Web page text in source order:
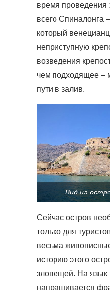
время проведения
всего Спиналонга
который
неприступную
возведения
чем подходящее –
пути в залив.
Вид на
Сейчас остров
только для
весьма
историю этого
зловещей. На язык
напрашивается